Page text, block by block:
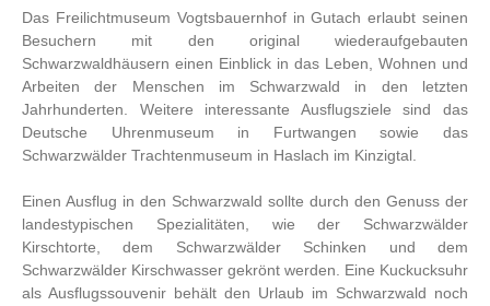
Das Freilichtmuseum Vogtsbauernhof in Gutach erlaubt seinen
Besuchern mit den original wiederaufgebauten
Schwarzwaldhäusern einen Einblick in das Leben, Wohnen und
Arbeiten der Menschen im Schwarzwald in den letzten
Jahrhunderten. Weitere interessante Ausflugsziele sind das
Deutsche Uhrenmuseum in Furtwangen sowie das
Schwarzwälder Trachtenmuseum in Haslach im Kinzigtal.
Einen Ausflug in den Schwarzwald sollte durch den Genuss der
landestypischen Spezialitäten, wie der Schwarzwälder
Kirschtorte, dem Schwarzwälder Schinken und dem
Schwarzwälder Kirschwasser gekrönt werden. Eine Kuckucksuhr
als Ausflugssouvenir behält den Urlaub im Schwarzwald noch